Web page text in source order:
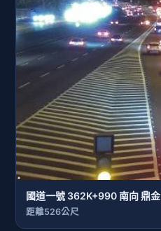
國道一號 362K+990 南向 鼎
距離526公尺